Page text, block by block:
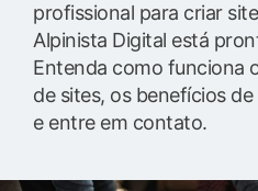
profissional para criar
Alpinista Digital está
Entenda como funciona
de sites, os benefícios
e entre em contato.